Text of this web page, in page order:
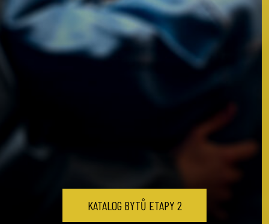
KATALOG BYTŮ ETAPY 2